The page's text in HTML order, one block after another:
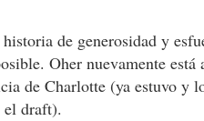
de generosidad y
Oher nuevamente
de Charlotte (ya estuvo y
el draft).